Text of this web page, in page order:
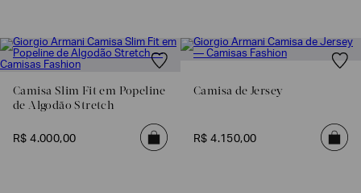
Camisa Slim Fit em Popeline
de Algodão Stretch
R$ 4.000,00
Camisa de Jersey
R$ 4.150,00
interessado
nas
seguintes
tópicos: